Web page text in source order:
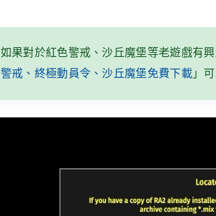
如果對於紅色警戒、沙丘魔堡等老遊戲有
警戒、終極動員令、沙丘魔堡免費下載 」